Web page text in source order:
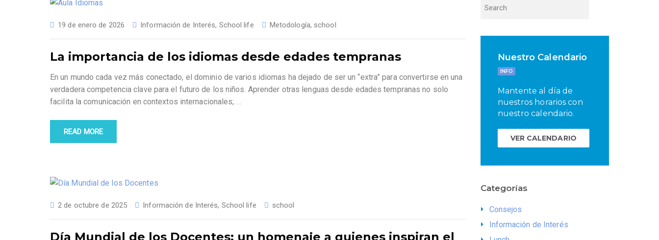
19 de enero de 2026 Información de Interés, School life Metodología, school
La importancia de los idiomas desde edades tempranas
En un mundo cada vez más conectado, el dominio de varios idiomas ha dejado de ser un “extra” para convertirse en una
verdadera competencia clave para el futuro de los niños. Aprender otras lenguas desde edades tempranas no solo
facilita la comunicación en contextos internacionales; …
READ MORE
2 de octubre de 2025 Información de Interés, School life school
Día Mundial de los Docentes: un homenaje a quienes inspiran el
Nuestro Calendario
INFO
Mantente al día de
nuestros horarios con
nuestro calendario.
VER CALENDARIO
Categorías
Consejos
Información de Interés